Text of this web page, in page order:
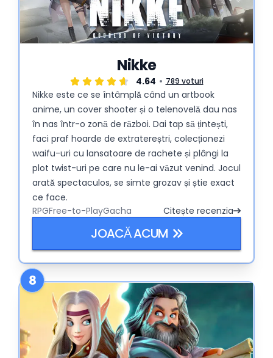
Nikke
4.64 789 voturi
Nikke este ce se întâmplă când un artbook
anime, un cover shooter și o telenovelă dau nas
în nas într-o zonă de război. Dai tap să țintești,
faci praf hoarde de extratereștri, colecționezi
waifu-uri cu lansatoare de rachete și plângi la
plot twist-uri pe care nu le-ai văzut venind. Jocul
arată spectaculos, se simte grozav și știe exact
ce face.
RPGFree-to-PlayGacha Citește recenzia
JOACĂ ACUM
8